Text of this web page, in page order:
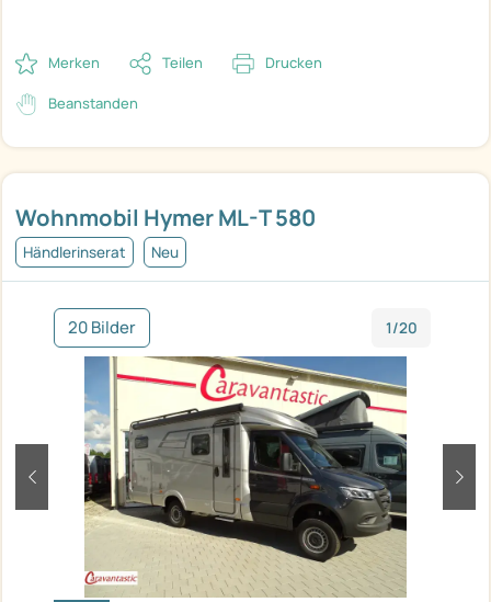
Wohnmobil Hymer ML-T 580
Händlerinserat Neu
20 Bilder 1/20
zurück
Merken Teilen Drucken
Beanstanden